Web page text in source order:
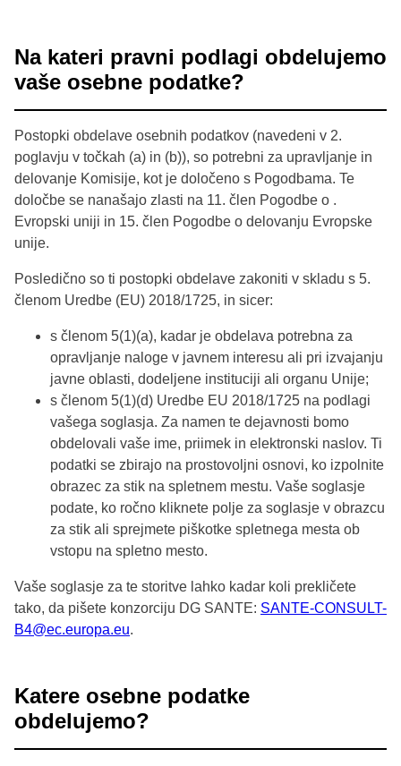
Na kateri pravni podlagi obdelujemo
vaše osebne podatke?
Postopki obdelave osebnih podatkov (navedeni v 2.
poglavju v točkah (a) in (b)), so potrebni za upravljanje in
delovanje Komisije, kot je določeno s Pogodbama. Te
določbe se nanašajo zlasti na 11. člen Pogodbe o .
Evropski uniji in 15. člen Pogodbe o delovanju Evropske
unije.
Posledično so ti postopki obdelave zakoniti v skladu s 5.
členom Uredbe (EU) 2018/1725, in sicer:
s členom 5(1)(a), kadar je obdelava potrebna za
opravljanje naloge v javnem interesu ali pri izvajanju
javne oblasti, dodeljene instituciji ali organu Unije;
s členom 5(1)(d) Uredbe EU 2018/1725 na podlagi
vašega soglasja. Za namen te dejavnosti bomo
obdelovali vaše ime, priimek in elektronski naslov. Ti
podatki se zbirajo na prostovoljni osnovi, ko izpolnite
obrazec za stik na spletnem mestu. Vaše soglasje
podate, ko ročno kliknete polje za soglasje v obrazcu
za stik ali sprejmete piškotke spletnega mesta ob
vstopu na spletno mesto.
Vaše soglasje za te storitve lahko kadar koli prekličete
tako, da pišete konzorciju DG SANTE: SANTE-CONSULT-
B4@ec.europa.eu.
Katere osebne podatke
obdelujemo?